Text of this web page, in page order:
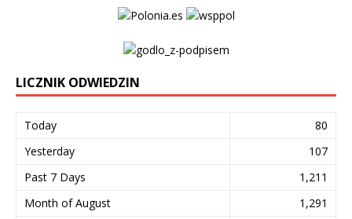
LICZNIK ODWIEDZIN
Today
80
Yesterday
107
Past 7 Days
1,211
Month of August
1,291